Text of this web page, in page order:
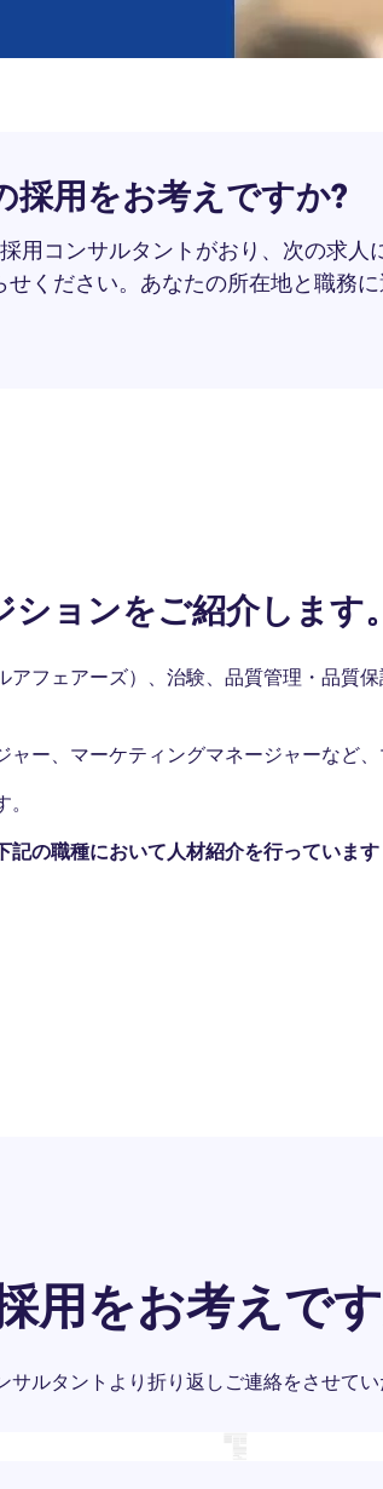
採用をお考えですか?
用コンサルタントがおり、次の求人
ください。あなたの所在地と職務に
ョンをご紹介します。
フェアーズ）、治験、品質管理・品質
ー、マーケティングマネージャーなど
記の職種において人材紹介を行っています
用をお考えで
ルタントより折り返しご連絡をさせてい